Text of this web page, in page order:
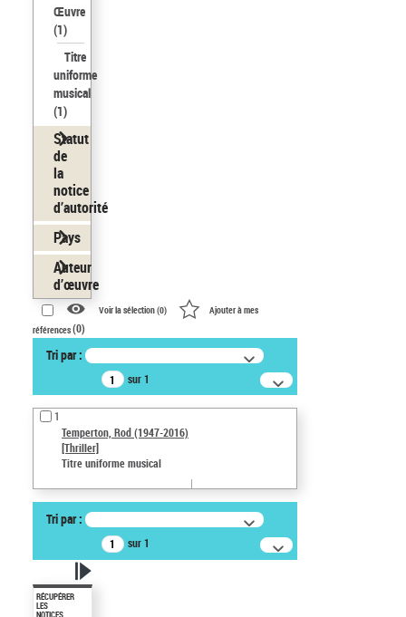
Œuvre
(1)
Titre
uniforme
musical
(1)
Statut
de
la
notice
d’autorité
Pays
Auteur
d’œuvre
Voir la sélection (0)
Ajouter à mes
références(0)
Tri par :
sur 1
1
Temperton, Rod (1947-2016)
[Thriller]
Titre uniforme musical
Tri par :
sur 1
RÉCUPÉRER
LES
NOTICES